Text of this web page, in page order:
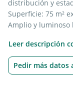
distribución y
Superficie: 75 m²
Amplio y luminoso
Balcón corrido,
que garantiza luz
despejada. Con
Leer descripción
Pedir más datos